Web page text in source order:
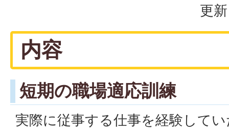
更
内容
短期の職場適応訓練
実際に従事する仕事を経験して